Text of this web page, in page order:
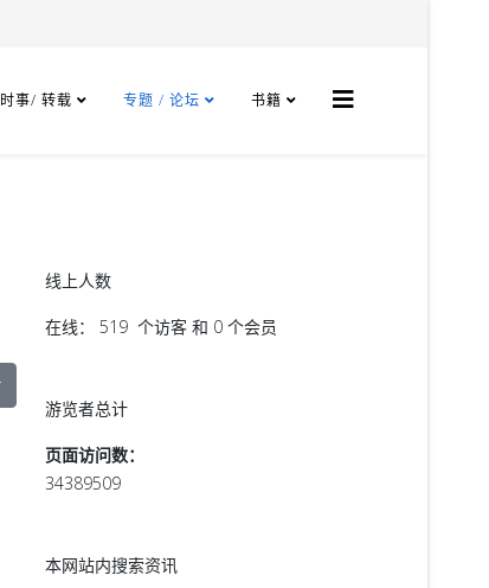
时事/ 转载 专题 / 论坛 书籍
线上人数
在线： 519 个访客 和 0 个会员
游览者总计
页面访问数：
34389509
本网站内搜索资讯